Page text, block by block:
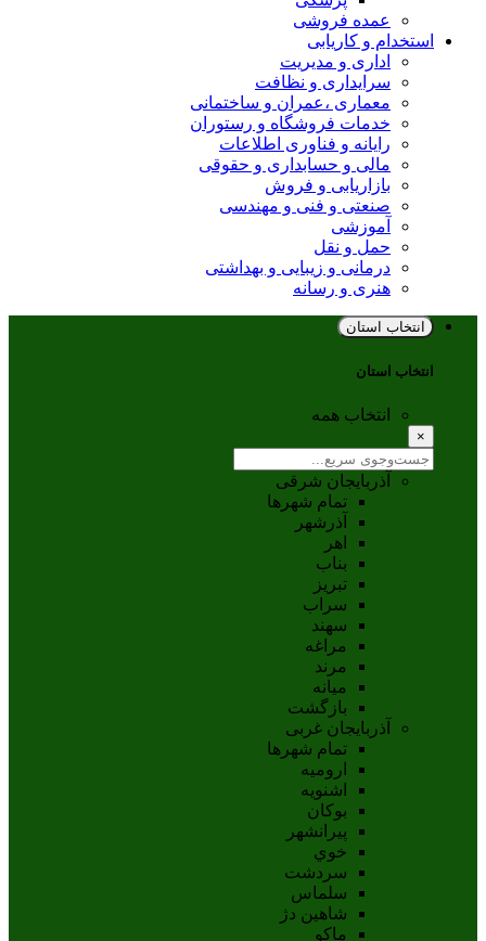
عمده فروشی
استخدام و کاریابی
اداری و مدیریت
سرایداری و نظافت
معماری ،عمران و ساختمانی
خدمات فروشگاه و رستوران
رایانه و فناوری اطلاعات
مالی و حسابداری و حقوقی
بازاریابی و فروش
صنعتی و فنی و مهندسی
آموزشی
حمل و نقل
درمانی و زیبایی و بهداشتی
هنری و رسانه
انتخاب استان
انتخاب استان
انتخاب همه
×
آذربایجان شرقی
تمام شهر‌ها
آذرشهر
اهر
بناب
تبريز
سراب
سهند
مراغه
مرند
ميانه
بازگشت
آذربایجان غربی
تمام شهر‌ها
اروميه
اشنويه
بوکان
پيرانشهر
خوي
سردشت
سلماس
شاهين دژ
ماکو